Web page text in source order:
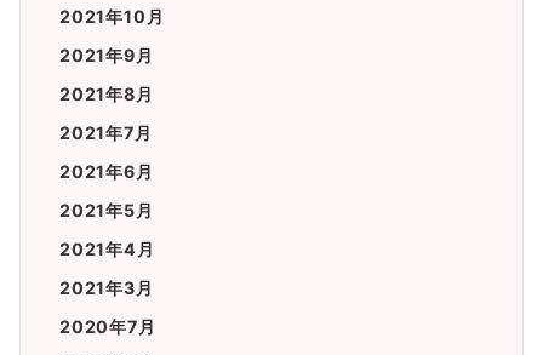
2021年10月
2021年9月
2021年8月
2021年7月
2021年6月
2021年5月
2021年4月
2021年3月
2020年7月